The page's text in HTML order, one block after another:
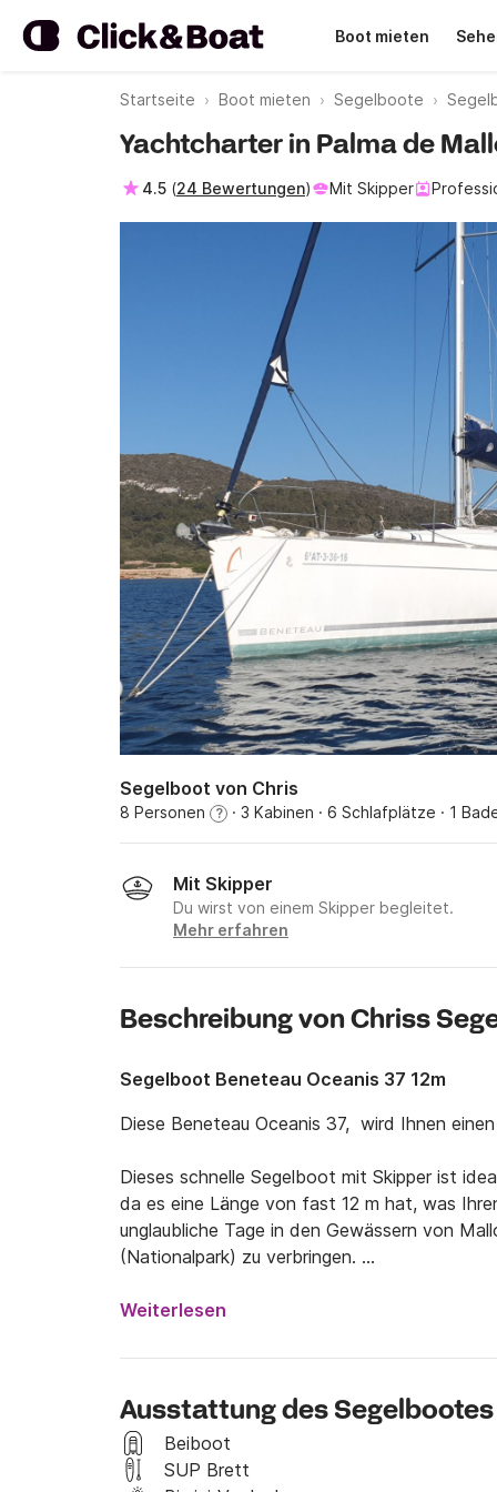
Boot mieten
Startseite Boot mieten Segelboote
Yachtcharter in Palma de
4.5 (24 Bewertungen) Mit Skipper
Segelboot von Chris
8 Personen ? · 3 Kabinen · 6 Schlafplätze · 1
Mit Skipper
Du wirst von einem Skipper begleitet.
Mehr erfahren
Beschreibung von Chriss
Segelboot Beneteau Oceanis 37 12m
Diese Beneteau Oceanis 37,  wird Ihnen
Dieses schnelle Segelboot mit Skipper ist
da es eine Länge von fast 12 m hat, was
unglaubliche Tage in den Gewässern von
(Nationalpark) zu verbringen.
Es verfügt über 3 komfortable Kabinen, eine
werden.
Es verfügt über die gesamte Ausrüstung für
Kapitän. Es verfügt über die gesamte
Regatten teilzunehmen.
Weiterlesen
Ausstattung des Segelbootes
Beiboot
SUP Brett